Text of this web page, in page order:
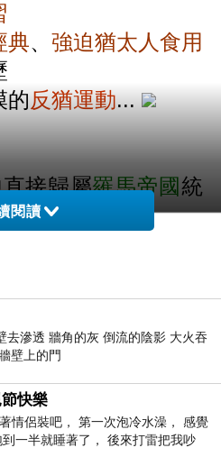
典、 強迫猶太人食用
的反猶運動...
接歸屬羅馬帝國統
以
的猶太人也造成了
倫時代起，猶太人
閱讀
去滲透 牆角的灰 倒流的陰影 大火吞
壁上的門
快樂
情侶裝吧， 第一次泡冷水澡， 感覺
一半就睡著了， 後來打雷把我吵